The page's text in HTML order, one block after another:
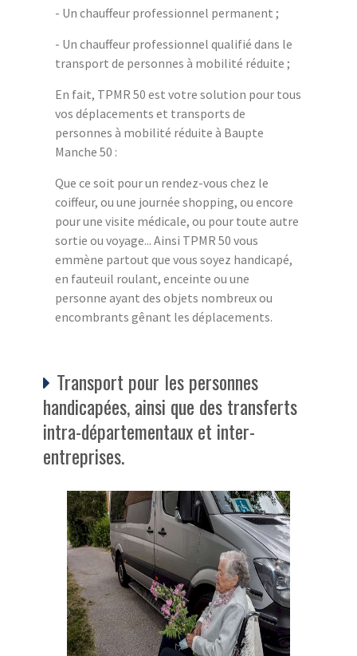
- Un chauffeur professionnel permanent ;
- Un chauffeur professionnel qualifié dans le
transport de personnes à mobilité réduite ;
En fait, TPMR 50 est votre solution pour tous
vos déplacements et transports de
personnes à mobilité réduite à Baupte
Manche 50 :
Que ce soit pour un rendez-vous chez le
coiffeur, ou une journée shopping, ou encore
pour une visite médicale, ou pour toute autre
sortie ou voyage... Ainsi TPMR 50 vous
emmène partout que vous soyez handicapé,
en fauteuil roulant, enceinte ou une
personne ayant des objets nombreux ou
encombrants gênant les déplacements.
Transport pour les personnes
handicapées, ainsi que des transferts
intra-départementaux et inter-
entreprises.